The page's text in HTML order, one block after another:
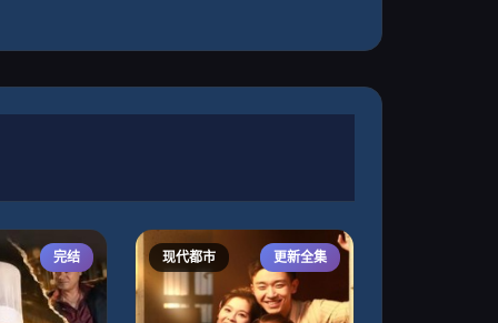
完结 现代都市 更新全集